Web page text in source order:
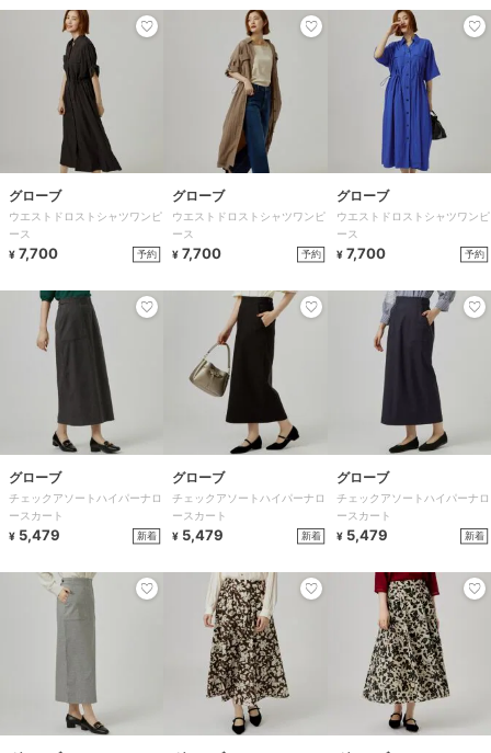
グローブ
ウエストドロストシャツワンピ
ース
¥ 7,700 予約
グローブ
ウエストドロストシャツワンピ
ース
¥ 7,700 予約
グローブ
ウエストドロストシャツワンピ
ース
¥ 7,700 予約
グローブ
チェックアソートハイパーナロ
ースカート
¥ 5,479 新着
グローブ
チェックアソートハイパーナロ
ースカート
¥ 5,479 新着
グローブ
チェックアソートハイパーナロ
ースカート
¥ 5,479 新着